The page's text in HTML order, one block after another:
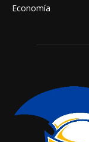
Economía